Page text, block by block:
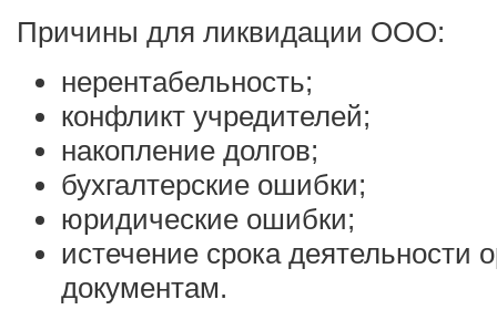
Причины для ликвидации ООО:
нерентабельность;
конфликт учредителей;
накопление долгов;
бухгалтерские ошибки;
юридические ошибки;
истечение срока деятельности
документам.